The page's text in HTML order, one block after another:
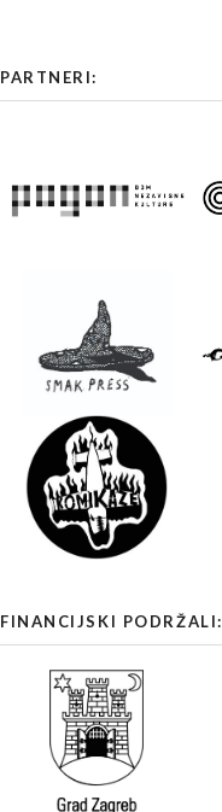
PARTNERI:
FINANCIJSKI PODRŽALI: